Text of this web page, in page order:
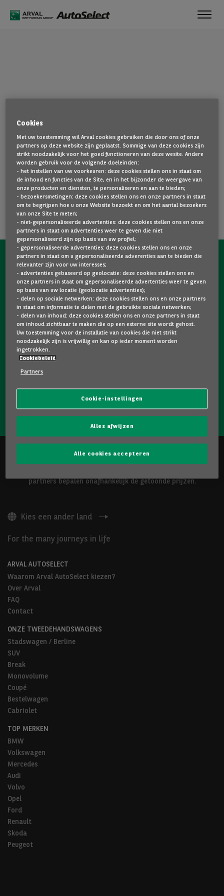
startpagina door hier te klikken.
TERUG NAAR DE STARTPAGINA
TOON AL ONZE VOERTUIGEN
NEEM NU CONTACT OP MET ONS!
Een vraag?
Wij zijn er voor u.
Hebt u graag meer informatie over een model dat u
bevalt? Twijfelt u tussen twee tweedehandswagens?
Neem dan zeker contact op met ons. Wij staan klaar om
uw vragen te beantwoorden en u te helpen bij uw keuze.
NEEM CONTACT OP MET ONS!
partners bepalen onafhankelijk de getoonde prijzen.
Kies een ander land
For the many journeys in life
ARVAL AUTOSELECT
Waarom Arval AutoSelect kiezen?
Over Arval
FAQ
Contact
ONZE TWEEDEHANDSWAGENS
Stadswagen / Berline
SUV
Break
Monovolume
Coupé
Bestelwagen
Cabriolet
TOP MERKEN
BMW
Volkswagen
Mercedes
Audi
Volvo
Opel
Ford
Renault
Skoda
Peugeot
Cookies
Met uw toestemming wil Arval cookies gebruiken die door ons of onze
partners op deze website zijn geplaatst. Sommige van deze cookies zijn
strikt noodzakelijk voor het goed functioneren van deze wesite. Andere
worden gebruik voor de volgende doeleinden:
- het instellen van uw voorkeuren: deze cookies stellen ons in staat om
de inhoud en functies van de Site, en in het bijzonder de weergave van
onze producten en diensten, te personaliseren en aan te bieden;
- bezoekersmetingen: deze cookies stellen ons en onze partners in staat
om te begrijpen hoe u onze Website bezoekt en om het aantal bezoekers
van onze Site te meten;
- niet-gepersonaliseerde advertenties: deze cookies stellen ons en onze
partners in staat om advertenties weer te geven die niet
gepersonaliseerd zijn op basis van uw profiel;
- gepersonaliseerde advertenties: deze cookies stellen ons en onze
partners in staat om u gepersonaliseerde adverenties aan te bieden die
relevanter zijn voor uw interesses;
- advertenties gebaseerd op geolocatie: deze cookies stellen ons en
onze partners in staat om gepersonaliseerde advertenties weer te geven
op basis van uw locatie (geolocatie advertenties);
- delen op sociale netwerken: deze cookies stellen ons en onze partners
in staat om informatie te delen met de gebruikte sociale netwerken;
- delen van inhoud: deze cookies stellen ons en onze partners in staat
om inhoud zichtbaar te maken die op een externe site wordt gehost.
Uw toestemming voor de installatie van cookies die niet strikt
noodzakelijk zijn is vrijwillig en kan op ieder moment worden
ingetrokken.
Cookiebeleid
Partners
Cookie-instellingen
Alles afwijzen
Alle cookies accepteren